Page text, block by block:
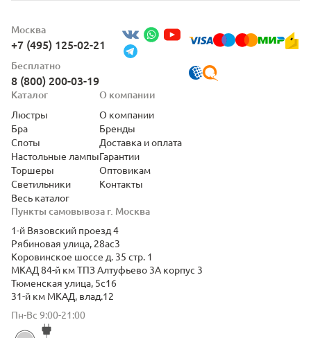
Москва
+7 (495) 125-02-21
Бесплатно
8 (800) 200-03-19
Пункты самовывоза г. Москва
1-й Вязовский проезд 4
Рябиновая улица, 28ас3
Коровинское шоссе д. 35 стр. 1
МКАД 84-й км ТПЗ Алтуфьево 3А корпус 3
Тюменская улица, 5с16
31-й км МКАД, влад.12
Пн-Вс 9:00-21:00
Каталог
Люстры
Бра
Споты
Настольные лампы
Торшеры
Светильники
Весь каталог
О компании
О компании
Бренды
Доставка и оплата
Гарантии
Оптовикам
Контакты